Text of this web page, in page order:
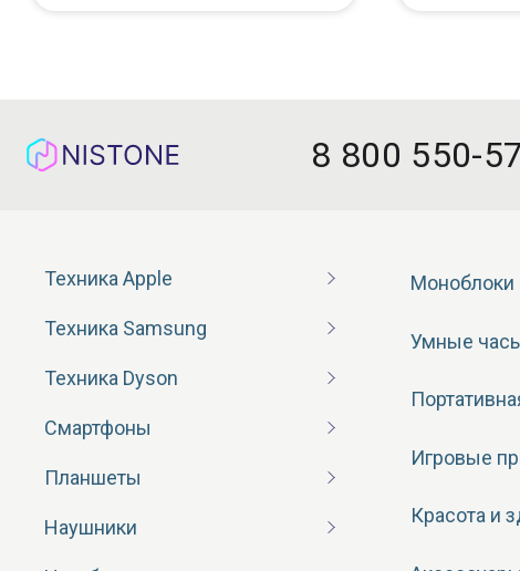
8 800 550-
Техника Apple
Техника Samsung
Техника Dyson
Смартфоны
Планшеты
Наушники
Моноблоки
Умные
Игровые
Красота и